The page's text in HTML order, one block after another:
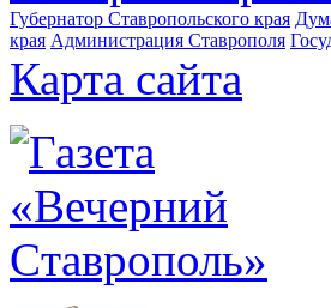
Губернатор Ставропольского края
края Администрация Ставрополя
Карта сайта